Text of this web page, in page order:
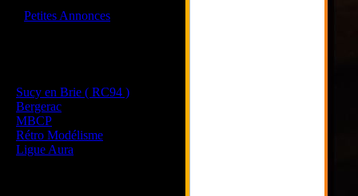
Petites Annonces
Sucy en Brie ( RC94 )
Bergerac
MBCP
Rétro Modélisme
Ligue Aura